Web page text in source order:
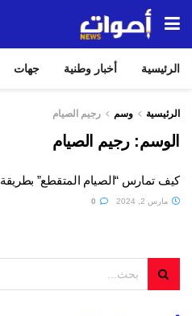
الرئيسية أخبار وطنية جهات
الرئيسية وسم رجيم الصيام
الوسم:رجيم الصيام
كيف تمارس “الصيام المتقطع”
مارس 2, 2024